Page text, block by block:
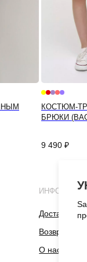
КОСТЮМ-
БРЮКИ
9 490 ₽
Доставка и
Возврат и
О нас